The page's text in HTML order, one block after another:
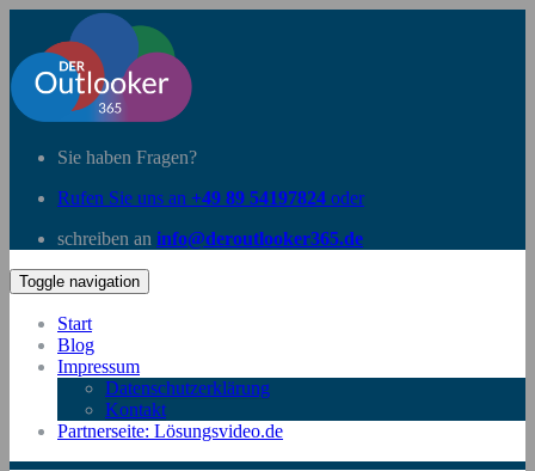
Sie haben Fragen?
Rufen Sie uns an +49 89 54197824 oder
schreiben an info@deroutlooker365.de
Toggle navigation
Start
Blog
Impressum
Datenschutzerklärung
Kontakt
Partnerseite: Lösungsvideo.de